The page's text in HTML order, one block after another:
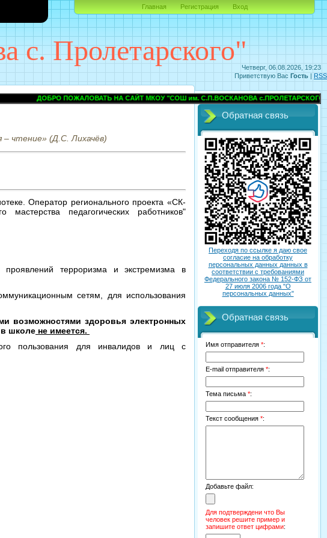
Четверг, 06.08.2026, 19:23
Главная Регистрация Вход
Пролетарского"
Приветствую Вас Гость | RSS
ДОБРО ПОЖАЛОВАТЬ НА САЙТ МКОУ "СОШ им. С.П.ВОСКАНОВА с.ПРОЛЕТАРСКОГО"
– чтение» (Д.С. Лихачёв)
Оператор регионального проекта «СК-
педагогических работников"
проявлений терроризма и экстремизма в
сетям, для использования
возможностями здоровья электронных
школе не имеется.
пользования для инвалидов и лиц с
Обратная связь
Переходя по ссылке я даю свое
согласие на обработку
персональных данных данных в
соответствии с требованиями
Федерального закона № 152-ФЗ от
27 июля 2006 года "О
персональных данных"
Обратная связь
Имя отправителя *:
E-mail отправителя *:
Тема письма *:
Текст сообщения *:
Добавьте файл:
Для подтверждени что Вы
человек решите пример и
запишите ответ цифрами: